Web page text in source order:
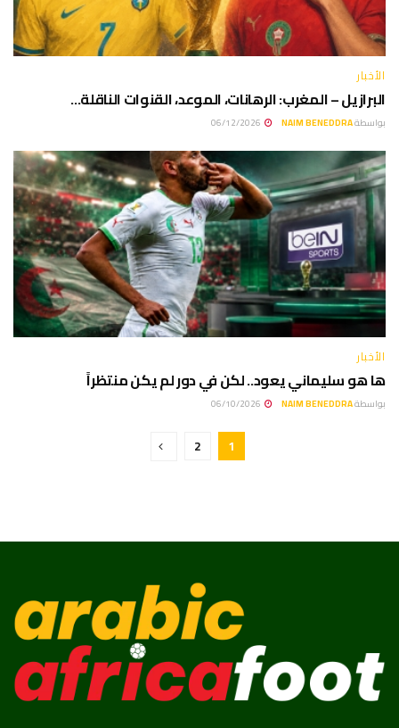
الأخبار
البرازيل – المغرب: الرهانات، الموعد، القنوات الناقلة…
بواسطةNAIM BENEDDRA
الأخبار
ها هو سليماني يعود.. لكن في دور لم يكن منتظراً
بواسطةNAIM BENEDDRA
1
2